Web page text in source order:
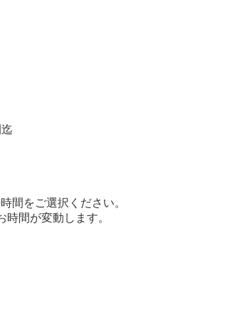
間をご選択ください。
間が変動します。